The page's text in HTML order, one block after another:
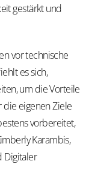
gestärkt und
vor technische
es sich,
um die Vorteile
die eigenen Ziele
vorbereitet,
Karambis,
Digitaler